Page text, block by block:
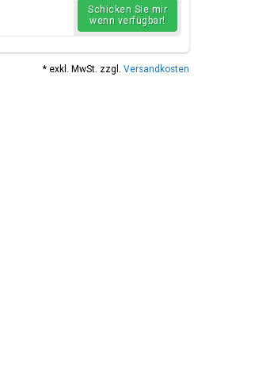
Schicken Sie mir
wenn verfügbar!
* exkl. MwSt. zzgl. Versandkosten